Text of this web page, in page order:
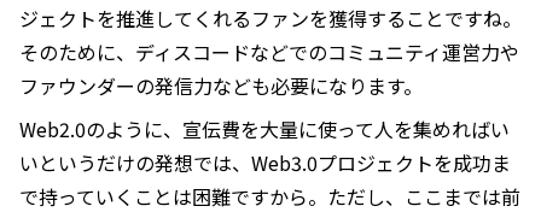
ジェクトを推進してくれるファンを獲得することですね。
そのために、ディスコードなどでのコミュニティ運営力や
ファウンダーの発信力なども必要になります。
Web2.0のように、宣伝費を大量に使って人を集めればい
いというだけの発想では、Web3.0プロジェクトを成功ま
で持っていくことは困難ですから。ただし、ここまでは前